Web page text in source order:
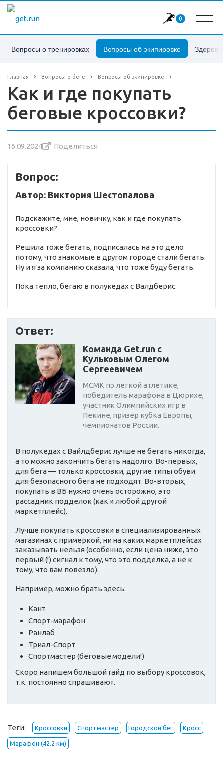
0
Вопросы о тренировках Вопросы об экипировке
Главная Вопросы о беге Вопросы об экипировке
Как и где покупать
беговые кроссовки?
16.09.2024 Поделиться
Вопрос:
Автор: Виктория Шестопалова
Подскажите, мне, новичку, как и где покупать
кроссовки?
Решила тоже бегать, подписалась на это дело
потому, что знакомые в другом городе стали бегать.
Ну и я за компанию сказала, что тоже буду бегать.
Пока тепло, бегаю в полукедах с Валдберис.
Ответ:
Команда Get.run с
Кульковым Олегом
Сергеевичем
МСМК по легкой атлетике,
победитель марафона в Цюрихе,
участник Олимпийских игр в
Пекине, призер кубка Европы,
чемпионатов России.
В полукедах с Вайлдберис лучше не бегать никогда,
а то можно закончить бегать надолго. Во-первых,
для бега — только кроссовки, другие типы обуви
для безопасного бега не подходят. Во-вторых,
покупать в ВБ нужно очень осторожно, это
рассадник подделок (как и любой другой
маркетплейс).
Лучше покупать кроссовки в специализированных
магазинах с примеркой, ни на каких маркетплейсах
заказывать нельзя (особенно, если цена ниже, это
первый (!) сигнал к тому, что это подделка, а не к
тому, что вам повезло).
Например, можно брать здесь:
Кант
Спорт-марафон
Ранлаб
Триал-Спорт
Спортмастер (беговые модели!)
Скоро напишем большой гайд по выбору кроссовок,
т.к. постоянно спрашивают.
Теги: Кроссовки Спортмастер Городской бег Кросс
Марафон (42.2 км)